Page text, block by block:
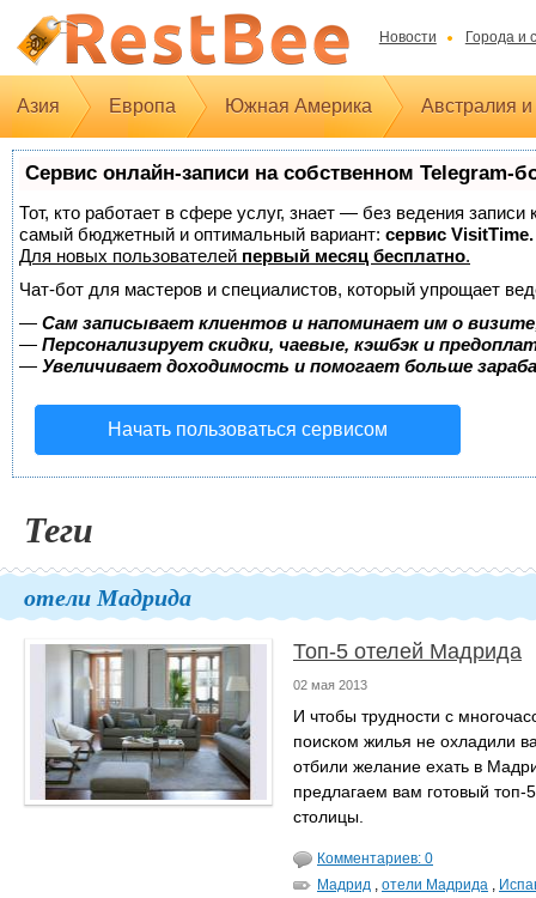
Новости Города и
Азия Европа Южная Америка Австралия
Сервис онлайн-записи на собственном Telegram-
Тот, кто работает в сфере услуг, знает — без ведения
самый бюджетный и оптимальный вариант: сервис VisitTime.
Для новых пользователей первый месяц бесплатно.
Чат-бот для мастеров и специалистов, который упрощает
— Сам записывает клиентов и напоминает им о
— Персонализирует скидки, чаевые, кэшбэк и
— Увеличивает доходимость и помогает больше
Начать пользоваться сервисом
Теги
отели Мадрида
Топ-5 отелей Мадрида
02 мая 2013
И чтобы трудности с
поиском жилья не охладили
отбили желание ехать в
предлагаем вам готовый топ-
столицы.
Комментариев: 0
Мадрид , отели Мадрида ,